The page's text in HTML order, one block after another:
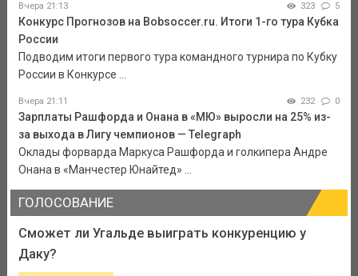
Вчера 21:13 323 5
Конкурс Прогнозов на Bobsoccer.ru. Итоги 1-го тура Кубка
России
Подводим итоги первого тура командного турнира по Кубку
России в Конкурсе ...
Вчера 21:11 232 0
Зарплаты Рашфорда и Онана в «МЮ» выросли на 25% из-
за выхода в Лигу чемпионов — Telegraph
Оклады форварда Маркуса Рашфорда и голкипера Андре
Онана в «Манчестер Юнайтед» ...
ГОЛОСОВАНИЕ
Сможет ли Угальде выиграть конкуренцию у
Даку?